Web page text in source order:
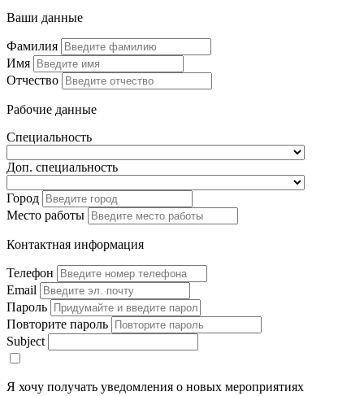
Ваши данные
Фамилия
Имя
Отчество
Рабочие данные
Специальность
Доп. специальность
Город
Место работы
Контактная информация
Телефон
Email
Пароль
Повторите пароль
Subject
Я хочу получать уведомления о новых мероприятиях